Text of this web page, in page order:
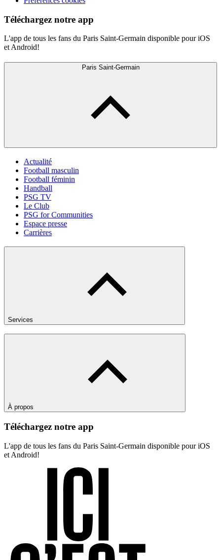
Téléchargez notre app
L'app de tous les fans du Paris Saint-Germain disponible pour iOS
et Android!
Paris Saint-Germain
Actualité
Football masculin
Football féminin
Handball
PSG TV
Le Club
PSG for Communities
Espace presse
Carrières
Services
À propos
Téléchargez notre app
L'app de tous les fans du Paris Saint-Germain disponible pour iOS
et Android!